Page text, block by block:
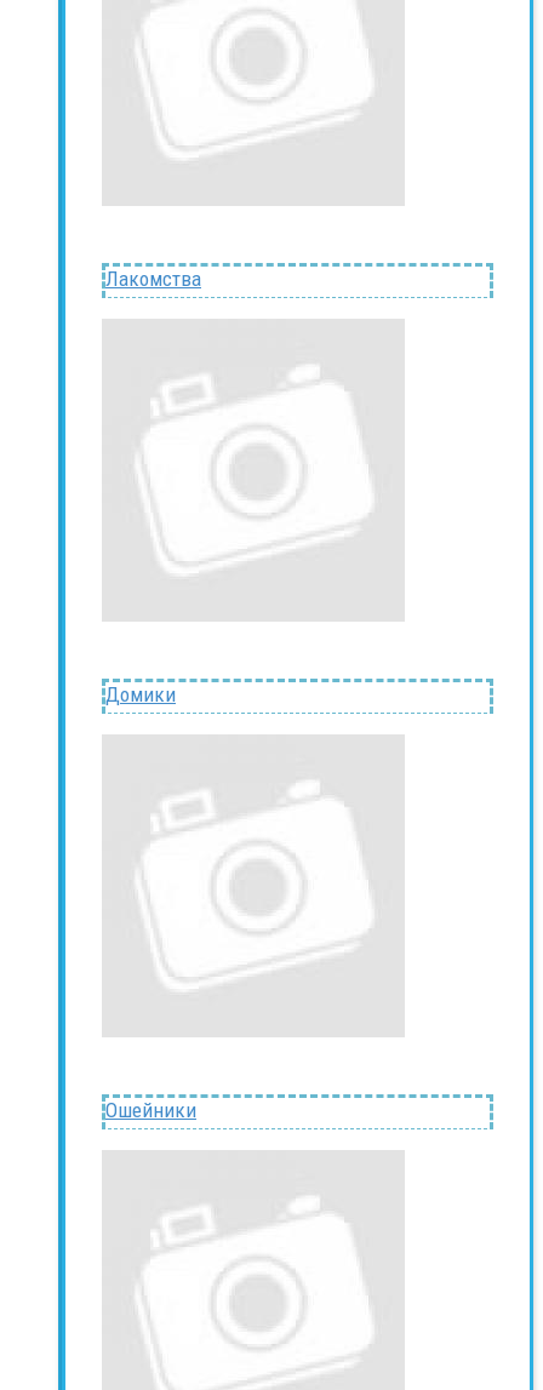
Лакомства
Домики
Ошейники